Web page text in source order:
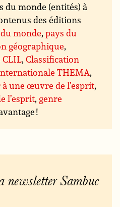
du monde (entités) à
des éditions
monde,pays du
géographique,
CLIL,Classification
THEMA,
une œuvre de l’esprit,
l’esprit, genre
!
newsletter Sambuc